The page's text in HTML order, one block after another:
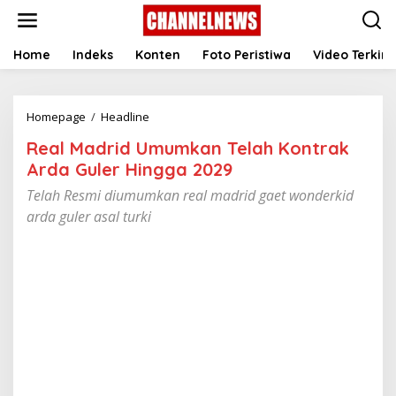
t
Home Indeks Konten Foto Peristiwa Video Terkini
Homepage / Headline
a
l
M
a
d
Real Madrid Umumkan Telah Kontrak
Arda Guler Hingga 2029
Telah Resmi diumumkan real madrid gaet wonderkid
arda guler asal turki